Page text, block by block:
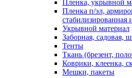
Пленка, укрывной
Пленка п/эл,
стабилизированная
Укрывной материал
Заборная, садовая,
Тенты
Ткань (брезент,
Коврики, клеенка,
Мешки, пакеты